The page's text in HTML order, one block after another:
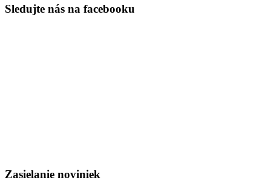
Sledujte nás na facebooku
Zasielanie noviniek